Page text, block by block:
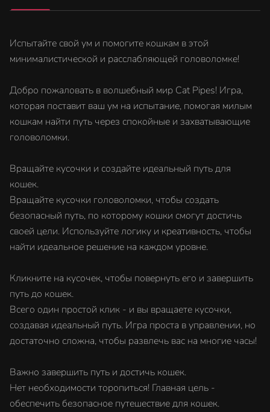
Испытайте свой ум и помогите кошкам в этой
минималистической и расслабляющей головоломке!
Добро пожаловать в волшебный мир Cat Pipes! Игра,
которая поставит ваш ум на испытание, помогая милым
кошкам найти путь через спокойные и захватывающие
головоломки.
Вращайте кусочки и создайте идеальный путь для
кошек.
Вращайте кусочки головоломки, чтобы создать
безопасный путь, по которому кошки смогут достичь
своей цели. Используйте логику и креативность, чтобы
найти идеальное решение на каждом уровне.
Кликните на кусочек, чтобы повернуть его и завершить
путь до кошек.
Всего один простой клик - и вы вращаете кусочки,
создавая идеальный путь. Игра проста в управлении, но
достаточно сложна, чтобы развлечь вас на многие часы!
Важно завершить путь и достичь кошек.
Нет необходимости торопиться! Главная цель -
обеспечить безопасное путешествие для кошек.